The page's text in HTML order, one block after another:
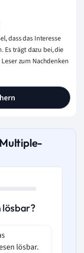
dass das Interesse
Es trägt dazu bei, die
zum Nachdenken
lösbar?
lösbar.